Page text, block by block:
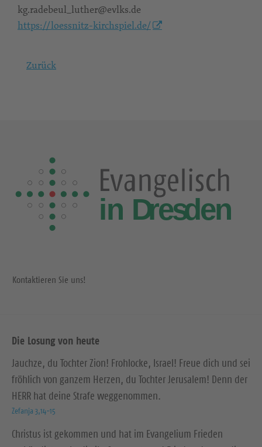
kg.radebeul_luther@evlks.de
https://loessnitz-kirchspiel.de/
Zurück
Kontaktieren Sie uns!
Die Losung von heute
Jauchze, du Tochter Zion! Frohlocke, Israel! Freue dich und sei
fröhlich von ganzem Herzen, du Tochter Jerusalem! Denn der
HERR hat deine Strafe weggenommen.
Zefanja 3,14-15
Christus ist gekommen und hat im Evangelium Frieden